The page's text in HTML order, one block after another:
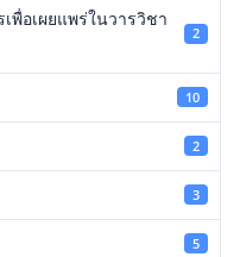
พื่อเผยแพร่ในวารวิชา
2
10
2
3
5